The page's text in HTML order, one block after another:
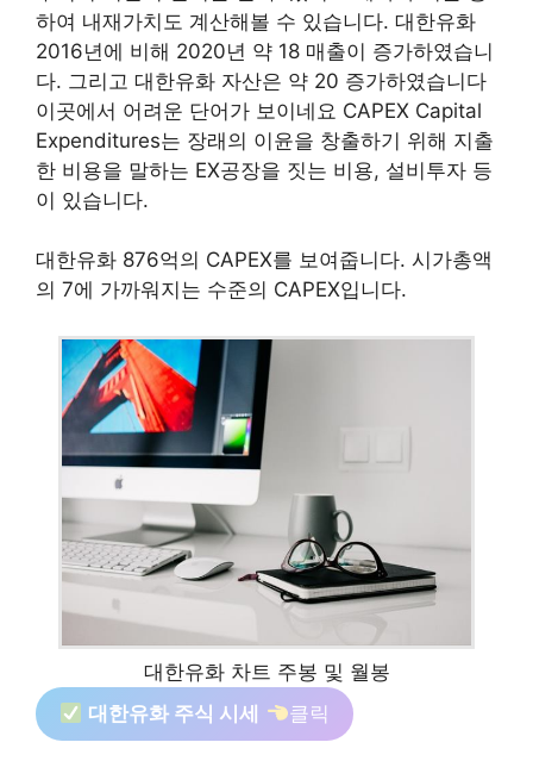
하여 내재가치도 계산해볼 수 있습니다. 대한유화
2016년에 비해 2020년 약 18 매출이 증가하였습니
다. 그리고 대한유화 자산은 약 20 증가하였습니다
이곳에서 어려운 단어가 보이네요 CAPEX Capital
Expenditures는 장래의 이윤을 창출하기 위해 지출
한 비용을 말하는 EX공장을 짓는 비용, 설비투자 등
이 있습니다.
대한유화 876억의 CAPEX를 보여줍니다. 시가총액
의 7에 가까워지는 수준의 CAPEX입니다.
대한유화 차트 주봉 및 월봉
대한유화 주식 시세
클릭